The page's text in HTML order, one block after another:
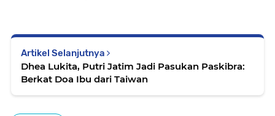
Artikel Selanjutnya
Dhea Lukita, Putri Jatim Jadi Pasukan Paskibra:
Berkat Doa Ibu dari Taiwan